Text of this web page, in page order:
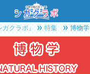
ガクラボ』 特集 博物学